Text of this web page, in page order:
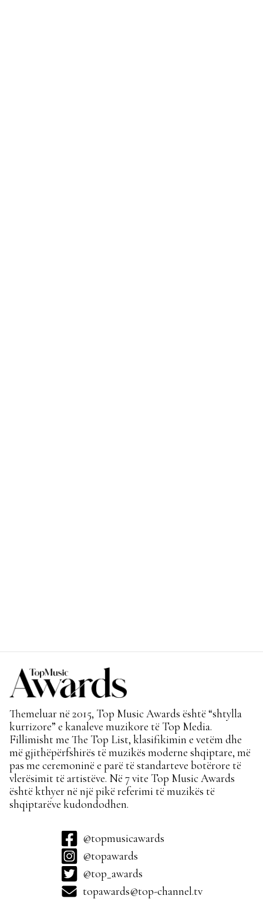
Themeluar në 2015, Top Music Awards është “shtylla
kurrizore” e kanaleve muzikore të Top Media.
Fillimisht me The Top List, klasifikimin e vetëm dhe
më gjithëpërfshirës të muzikës moderne shqiptare, më
pas me ceremoninë e parë të standarteve botërore të
vlerësimit të artistëve. Në 7 vite Top Music Awards
është kthyer në një pikë referimi të muzikës të
shqiptarëve kudondodhen.
@topmusicawards
@topawards
@top_awards
topawards@top-channel.tv